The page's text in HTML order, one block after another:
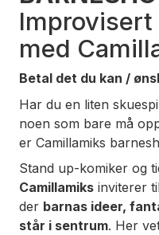
med
Betal det du kan /
Har du en liten
noen som bare må
er Camillamiks
Stand up-komiker og
Camillamiks inviterer
der barnas ideer,
står i sentrum. Her